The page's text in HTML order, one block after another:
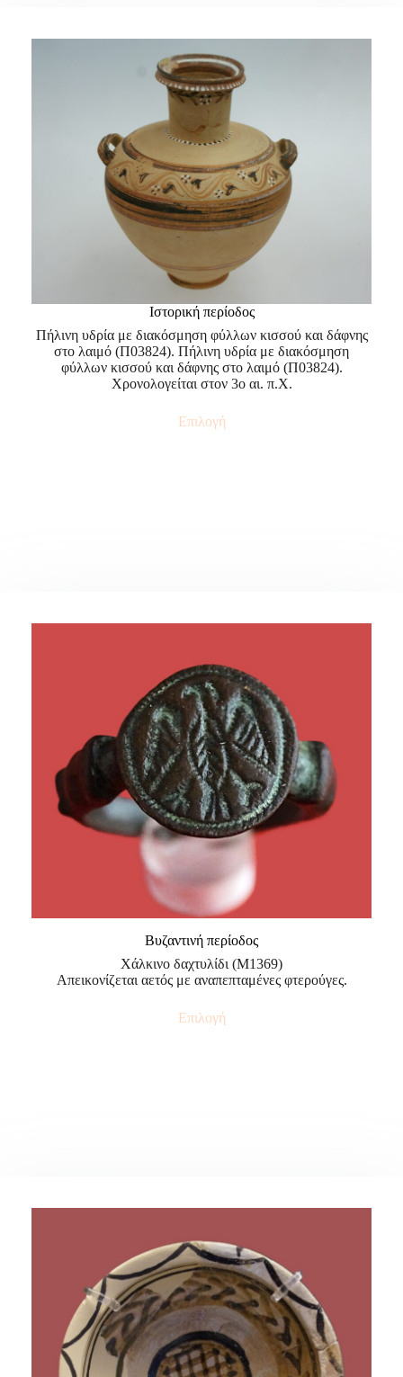
Ιστορική περίοδος
Πήλινη υδρία με διακόσμηση φύλλων κισσού και δάφνης
στο λαιμό (Π03824). Πήλινη υδρία με διακόσμηση
φύλλων κισσού και δάφνης στο λαιμό (Π03824).
Χρονολογείται στον 3ο αι. π.Χ.
Επιλογή
Βυζαντινή περίοδος
Χάλκινο δαχτυλίδι (Μ1369)
Απεικονίζεται αετός με αναπεπταμένες φτερούγες.
Επιλογή